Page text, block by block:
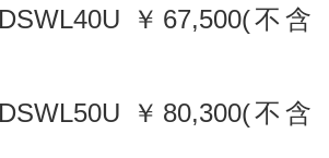
￥67,500(不含
￥80,300(不含